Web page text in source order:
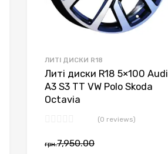
Додати в кошик
ЛИТІ ДИСКИ R18
Литі диски R18 5×100 Audi
A3 S3 TT VW Polo Skoda
Octavia
(0 reviews)
грн.7,950.00